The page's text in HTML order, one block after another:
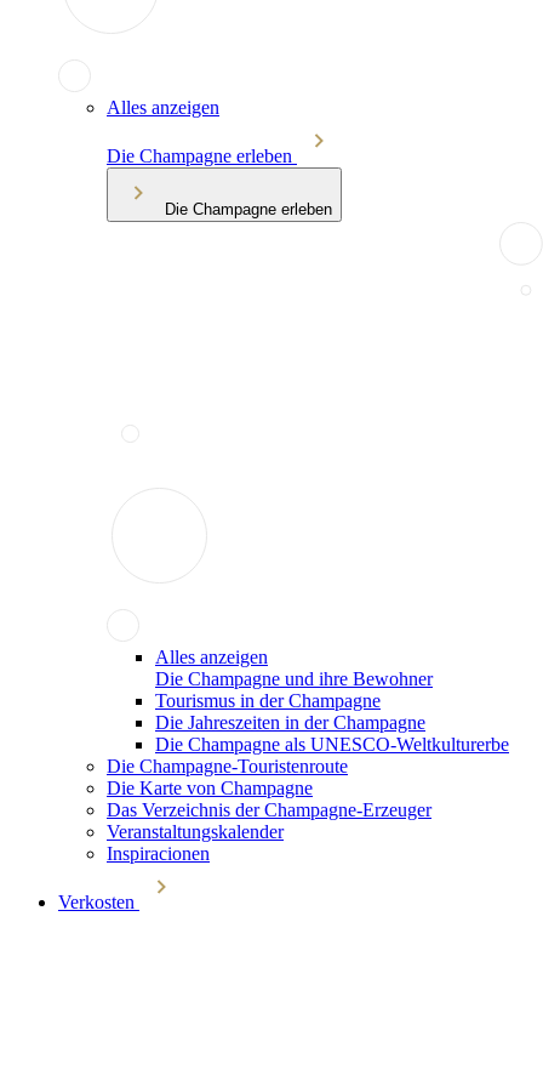
Alles anzeigen
Die Champagne erleben
Die Champagne erleben
Alles anzeigen
Die Champagne und ihre Bewohner
Tourismus in der Champagne
Die Jahreszeiten in der Champagne
Die Champagne als UNESCO-Weltkulturerbe
Die Champagne-Touristenroute
Die Karte von Champagne
Das Verzeichnis der Champagne-Erzeuger
Veranstaltungskalender
Inspiracionen
Verkosten